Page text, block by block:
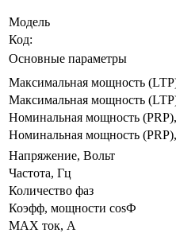
Модель
Код:
Основные параметры
Максимальная мощность
Максимальная мощность
Номинальная мощность
Номинальная мощность
Напряжение, Вольт
Частота, Гц
Количество фаз
Коэфф, мощности cosФ
MAX ток, А